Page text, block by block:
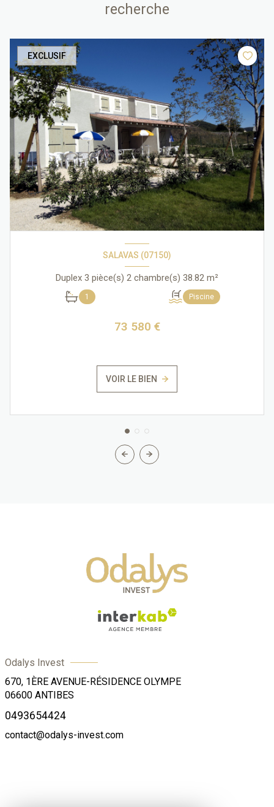
recherche
EXCLUSIF
SALAVAS (07150)
Duplex 3 pièce(s) 2 chambre(s) 38.82 m²
1 Piscine
73 580 €
VOIR LE BIEN
Odalys Invest
670, 1ÈRE AVENUE-RÉSIDENCE OLYMPE
06600 ANTIBES
0493654424
contact@odalys-invest.com